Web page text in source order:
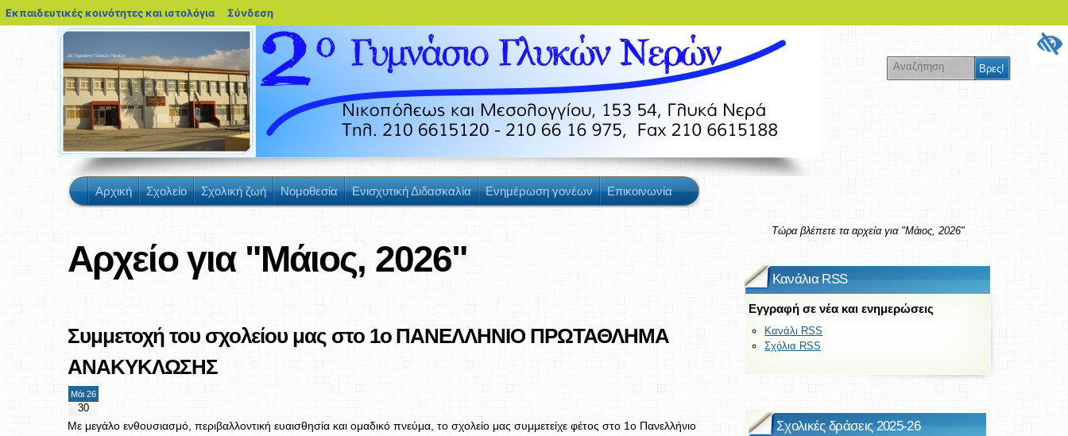
Εκπαιδευτικές κοινότητες και ιστολόγια blogs.sch.gr
Σύνδεση
2ο Γυμνάσιο Γλυκών Νερών
Αρχική Σχολείο Σχολική ζωή Νομοθεσία Ενισχυτική Διδασκαλία Ενημέρωση γονέων Επικοινωνία
Αρχείο για "Μάιος, 2026"
Συμμετοχή του σχολείου μας στο 1ο ΠΑΝΕΛΛΗΝΙΟ ΠΡΩΤΑΘΛΗΜΑ
ΑΝΑΚΥΚΛΩΣΗΣ
Μάι 26
30
Με μεγάλο ενθουσιασμό, περιβαλλοντική ευαισθησία και ομαδικό πνεύμα, το σχολείο μας συμμετείχε φέτος στο 1ο Πανελλήνιο
Τώρα βλέπετε τα αρχεία για "Μάιος, 2026"
Κανάλια RSS
Εγγραφή σε νέα και ενημερώσεις
Κανάλι RSS
Σχόλια RSS
Σχολικές δράσεις 2025-26